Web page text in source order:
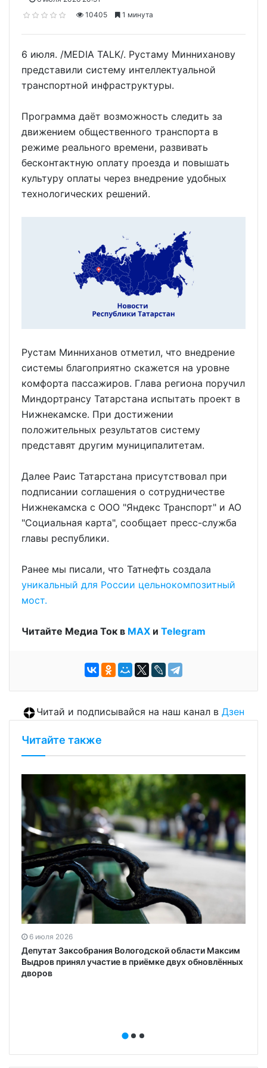
10405
1 минута
6 июля. /MEDIA TALK/. Рустаму Минниханову
представили систему интеллектуальной
транспортной инфраструктуры.
Программа даёт возможность следить за
движением общественного транспорта в
режиме реального времени, развивать
бесконтактную оплату проезда и повышать
культуру оплаты через внедрение удобных
технологических решений.
Рустам Минниханов отметил, что внедрение
системы благоприятно скажется на уровне
комфорта пассажиров. Глава региона поручил
Миндортрансу Татарстана испытать проект в
Нижнекамске. При достижении
положительных результатов систему
представят другим муниципалитетам.
Далее Раис Татарстана присутствовал при
подписании соглашения о сотрудничестве
Нижнекамска с ООО "Яндекс Транспорт" и АО
"Социальная карта", сообщает пресс-служба
главы республики.
Ранее мы писали, что Татнефть создала
уникальный для России цельнокомпозитный
мост.
Читайте Медиа Ток в МАХ и Telegram
Читай и подписывайся на наш канал в Дзен
Читайте также
6 июля 2026
Депутат Заксобрания Вологодской области Максим
Выдров принял участие в приёмке двух обновлённых
дворов